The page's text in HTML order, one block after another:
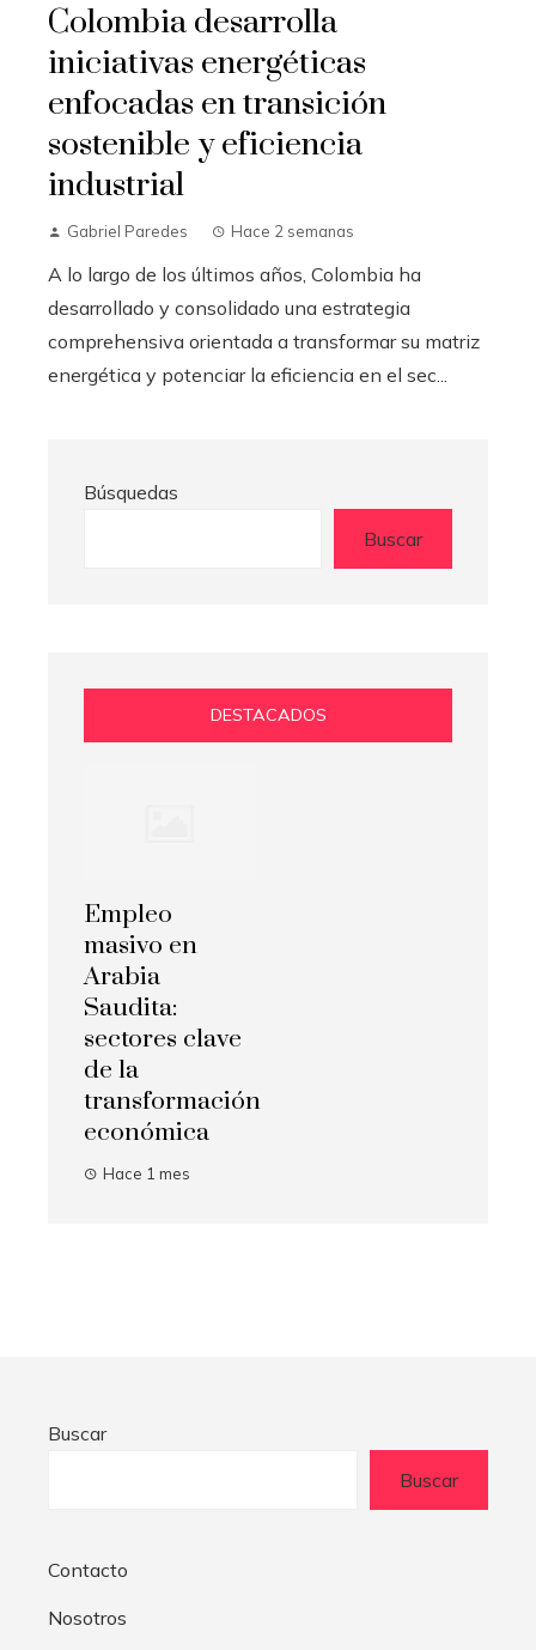
Colombia desarrolla
iniciativas energéticas
enfocadas en transición
sostenible y eficiencia
industrial
Gabriel Paredes Hace 2 semanas
A lo largo de los últimos años, Colombia ha
desarrollado y consolidado una estrategia
comprehensiva orientada a transformar su matriz
energética y potenciar la eficiencia en el sec...
Búsquedas
Buscar
DESTACADOS
Empleo
masivo en
Arabia
Saudita:
sectores clave
de la
transformación
económica
Hace 1 mes
Buscar
Buscar
Contacto
Nosotros